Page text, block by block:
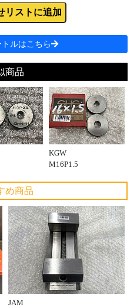
リストに追加
ルはこちら
商品
KGW
M16P1.5
め商品
JAM